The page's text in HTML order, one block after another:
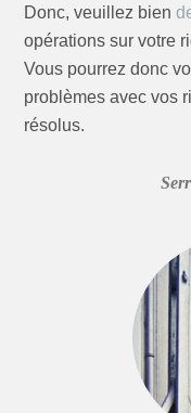
Donc, veuillez bien
opérations sur votre
Vous pourrez donc
problèmes avec vos
résolus.